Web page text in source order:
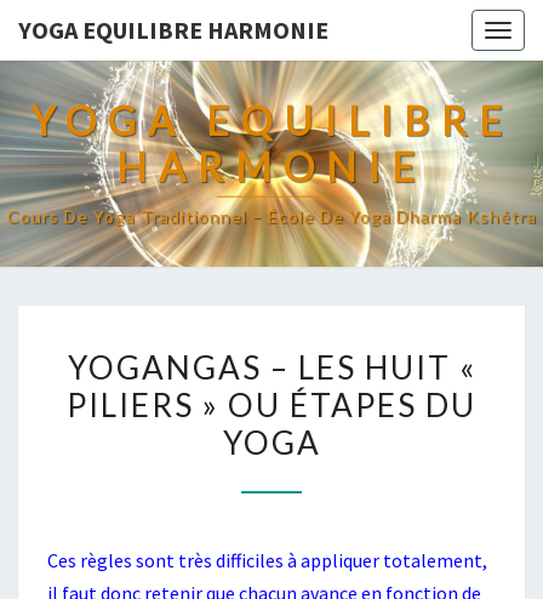
YOGA EQUILIBRE HARMONIE
YOGA EQUILIBRE
HARMONIE
Cours De Yoga Traditionnel – École De Yoga Dharma Kshétra
–
LES
HUIT
OU
YOGANGAS – LES HUIT «
PILIERS » OU ÉTAPES DU
YOGA
Ces règles sont très difficiles à appliquer totalement,
il faut donc retenir que chacun avance en fonction de